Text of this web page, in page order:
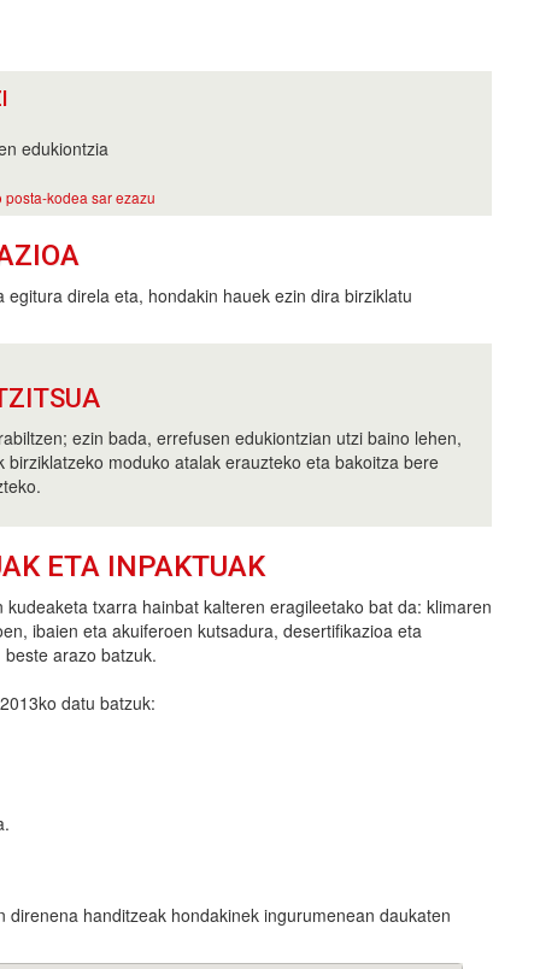
edukiontzia
kodea sar ezazu
egitura direla eta, hondakin hauek ezin dira birziklatu
ezin bada, errefusen edukiontzian utzi baino lehen,
birziklatzeko moduko atalak erauzteko eta bakoitza bere
ETA INPAKTUAK
kudeaketa txarra hainbat kalteren eragileetako bat da: klimaren
ibaien eta akuiferoen kutsadura, desertifikazioa eta
arazo batzuk.
datu batzuk:
handitzeak hondakinek ingurumenean daukaten